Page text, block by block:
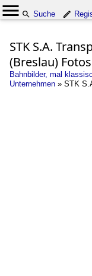
Suche
STK S.A.
(Breslau) Fotos
Bahnbilder, mal
Unternehmen » STK